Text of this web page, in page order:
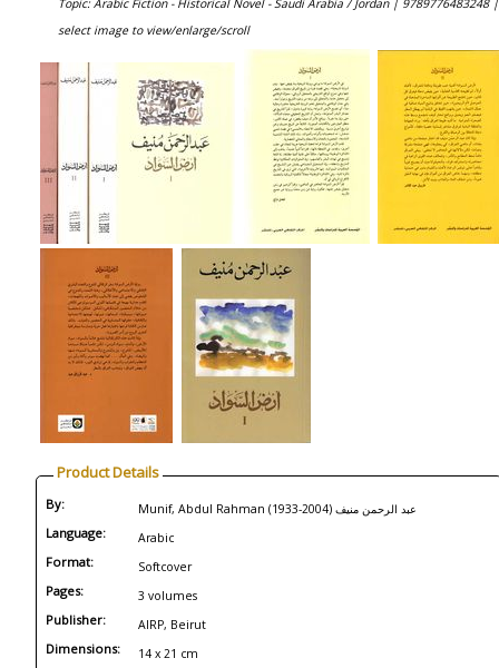
Topic: Arabic Fiction - Historical Novel - Saudi Arabia / Jordan | 9789776483248 |
select image to view/enlarge/scroll
Product Details
By: Munif, Abdul Rahman (1933-2004) عبد الرحمن منيف
Language: Arabic
Format: Softcover
Pages: 3 volumes
Publisher: AIRP, Beirut
Dimensions: 14 x 21 cm